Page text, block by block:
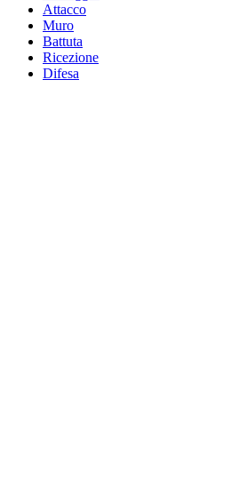
Attacco
Muro
Battuta
Ricezione
Difesa